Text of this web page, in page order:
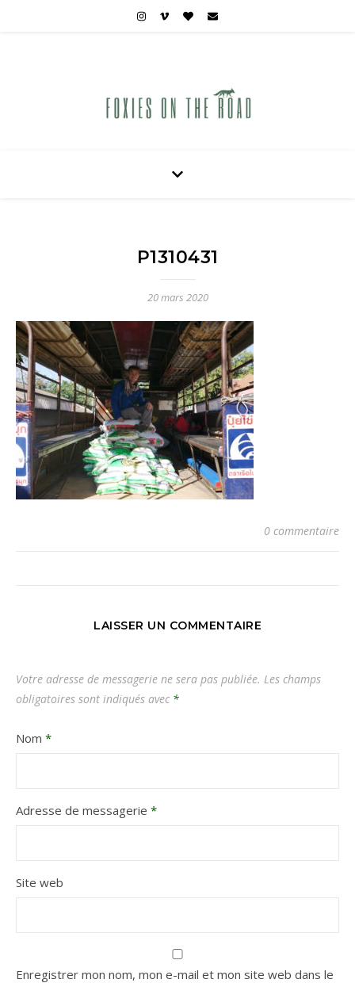
P1310431
20 mars 2020
0 commentaire
LAISSER UN COMMENTAIRE
Votre adresse de messagerie ne sera pas publiée. Les champs
obligatoires sont indiqués avec *
Nom *
Adresse de messagerie *
Site web
Enregistrer mon nom, mon e-mail et mon site web dans le